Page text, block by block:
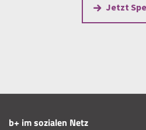
Jetzt
b+ im sozialen Netz